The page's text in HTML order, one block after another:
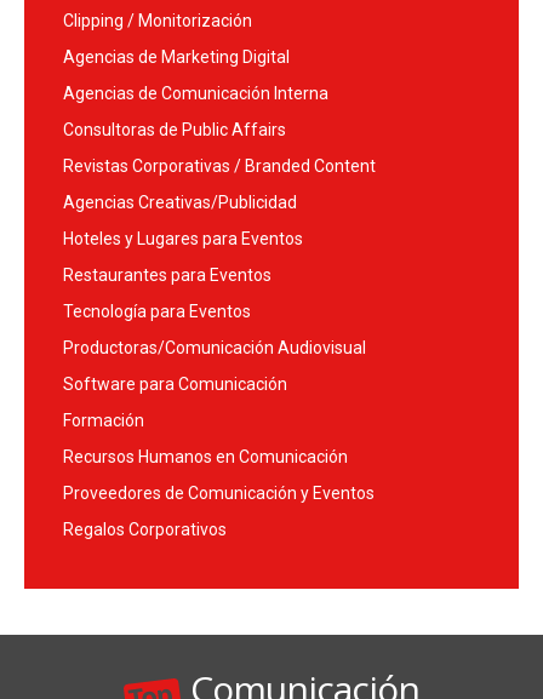
Clipping / Monitorización
Agencias de Marketing Digital
Agencias de Comunicación Interna
Consultoras de Public Affairs
Revistas Corporativas / Branded Content
Agencias Creativas/Publicidad
Hoteles y Lugares para Eventos
Restaurantes para Eventos
Tecnología para Eventos
Productoras/Comunicación Audiovisual
Software para Comunicación
Formación
Recursos Humanos en Comunicación
Proveedores de Comunicación y Eventos
Regalos Corporativos